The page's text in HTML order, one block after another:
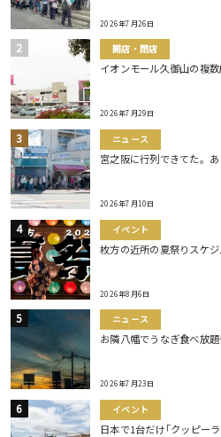
2026年7月26日
開店・閉店
イオンモール久御山の複
2026年7月29日
ニュース
宮之阪に行列できてた。
2026年7月10日
イベント
枚方の近所の夏祭りスケジ
2026年8月6日
ニュース
お隣八幡でうなぎ食べ放題
2026年7月23日
イベント
日本で1台だけ｢クッピー